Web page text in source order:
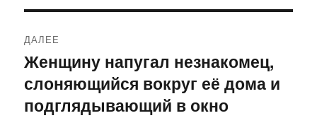
ДАЛЕЕ
Следующая
запись:
Женщину напугал незнакомец,
слоняющийся вокруг её дома и
подглядывающий в окно